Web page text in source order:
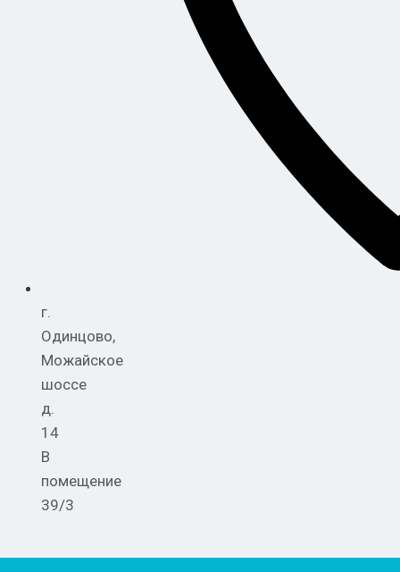
г.
Одинцово,
Можайское
шоссе
д.
14
В
помещение
39/3